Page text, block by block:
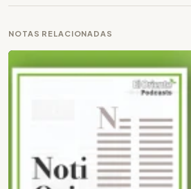
NOTAS RELACIONADAS